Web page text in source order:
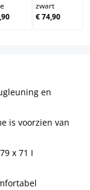
zwart
€ 74,90
en
is voorzien van
x 71 I